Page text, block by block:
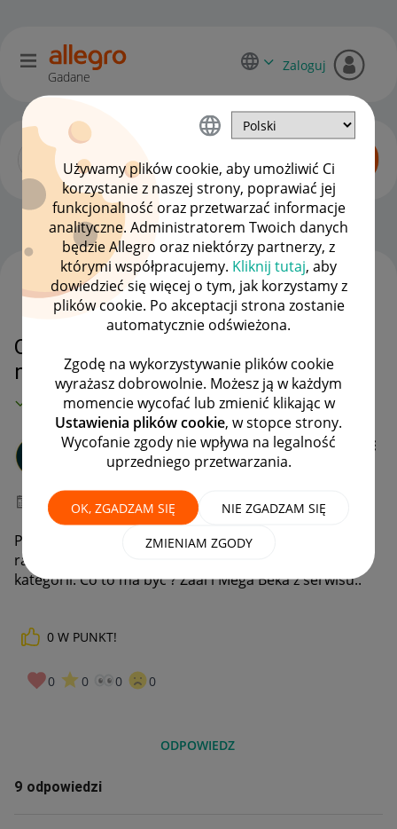
Używamy plików cookie, aby umożliwić Ci
korzystanie z naszej strony, poprawiać jej
funkcjonalność oraz przetwarzać informacje
analityczne. Administratorem Twoich danych
będzie Allegro oraz niektórzy partnerzy, z
którymi współpracujemy. Kliknij tutaj, aby
dowiedzieć się więcej o tym, jak korzystamy z
plików cookie. Po akceptacji strona zostanie
automatycznie odświeżona.
Zgodę na wykorzystywanie plików cookie
wyrażasz dobrowolnie. Możesz ją w każdym
momencie wycofać lub zmienić klikając w
Ustawienia plików cookie, w stopce strony.
Wycofanie zgody nie wpływa na legalność
uprzedniego przetwarzania.
OK, ZGADZAM SIĘ NIE ZGADZAM SIĘ
ZMIENIAM ZGODY
Gadane
Zaloguj
Sprzedający o Allegro Lokalnie OPCJE
Oferty z allegro lokalnie
niewidoczne na allegro.
MAMY ROZWIĄZANIE!
xkolejorzx
#11 Animator
‎13-11-2023 12:15
Powtórka z tamtego roku ? Tylko 1 widoczna oferta z
ramką zobacz podobne, wtedy widać wszystkie z tej
kategorii. Co to ma być ? Żaal i Mega Beka z serwisu..
0 W PUNKT!
0 0 0 0
ODPOWIEDZ
WSZYSTKIE TEMATY
9 odpowiedzi